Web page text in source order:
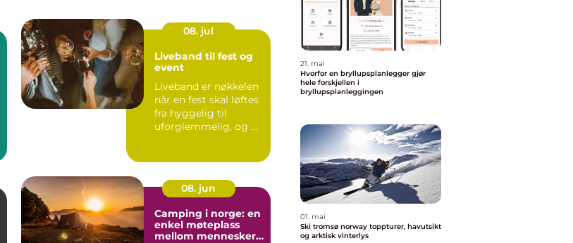
08. jul
Liveband til fest og
event
Liveband er nøkkelen
når en fest skal løftes
fra hyggelig til
uforglemmelig, og ...
08. jun
Camping i norge: en
enkel møteplass
mellom mennesker
21. mai
Hvorfor en bryllupsplanlegger gjør
hele forskjellen i
bryllupsplanleggingen
01. mai
Ski tromsø norway toppturer, havutsikt
og arktisk vinterlys